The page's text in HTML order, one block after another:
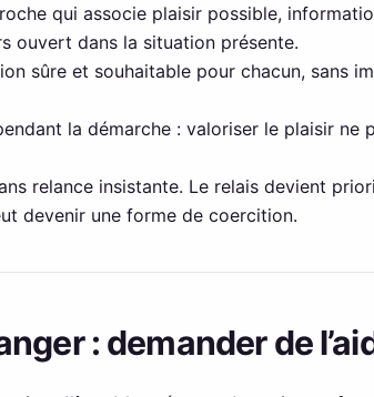
qui associe plaisir possible,
ouvert dans la situation présente.
sûre et souhaitable pour chacun, sans
la démarche : valoriser le plaisir ne
relance insistante. Le relais devient
devenir une forme de coercition.
: demander de